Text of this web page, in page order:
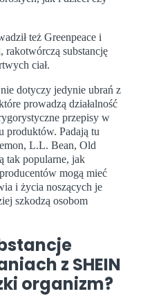
też Greenpeace i
substancję
ciał.
dotyczy jedynie ubrań z
prowadzą działalność
przepisy w
produktów. Padają tu
L.L. Bean, Old
tak popularne, jak
mogą mieć
i życia noszących je
szkodzą osobom
z SHEIN
organizm?